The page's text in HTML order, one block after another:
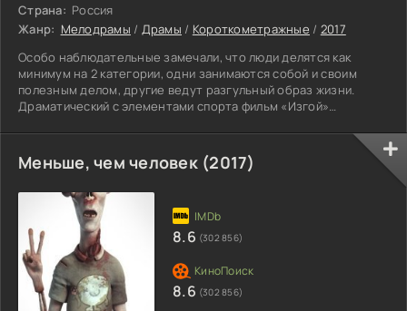
Страна: Россия
Жанр: Мелодрамы / Драмы / Короткометражные / 2017
Особо наблюдательные замечали, что люди делятся как
минимум на 2 категории, одни занимаются собой и своим
полезным делом, другие ведут разгульный образ жизни.
Драматический с элементами спорта фильм «Изгой»
Одна большая часть людей живет в разгульном мире среди
сигарет, спиртного и жриц любви, ошибочно предполагая, что
такова жизнь и есть. Другая же меньшая часть, занимаются
Меньше, чем человек (2017)
8.6 (302 856)
8.6 (302 856)